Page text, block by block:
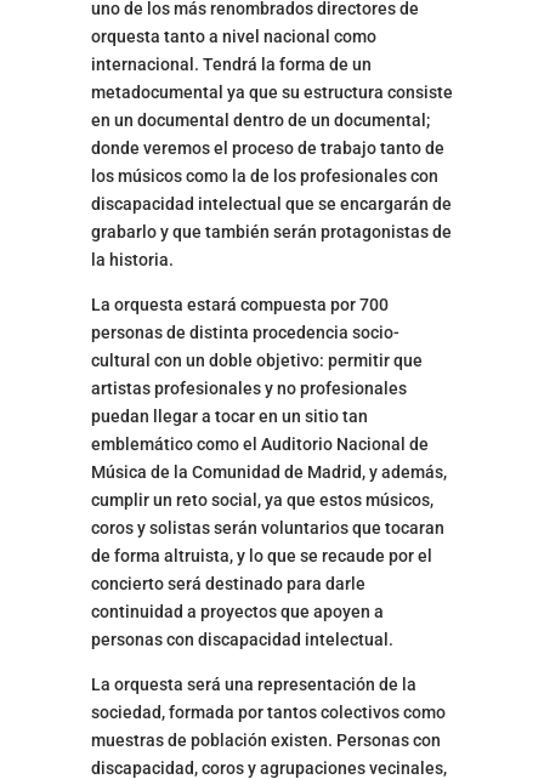
uno de los más renombrados directores de
orquesta tanto a nivel nacional como
internacional. Tendrá la forma de un
metadocumental ya que su estructura consiste
en un documental dentro de un documental;
donde veremos el proceso de trabajo tanto de
los músicos como la de los profesionales con
discapacidad intelectual que se encargarán de
grabarlo y que también serán protagonistas de
la historia.
La orquesta estará compuesta por 700
personas de distinta procedencia socio-
cultural con un doble objetivo: permitir que
artistas profesionales y no profesionales
puedan llegar a tocar en un sitio tan
emblemático como el Auditorio Nacional de
Música de la Comunidad de Madrid, y además,
cumplir un reto social, ya que estos músicos,
coros y solistas serán voluntarios que tocaran
de forma altruista, y lo que se recaude por el
concierto será destinado para darle
continuidad a proyectos que apoyen a
personas con discapacidad intelectual.
La orquesta será una representación de la
sociedad, formada por tantos colectivos como
muestras de población existen. Personas con
discapacidad, coros y agrupaciones vecinales,